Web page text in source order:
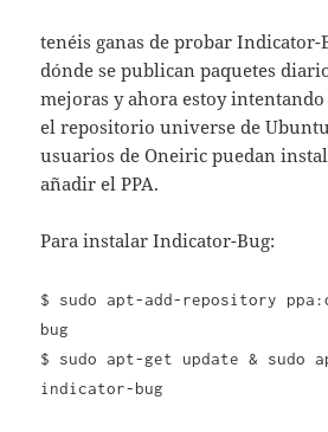
tenéis ganas de probar Indicator-
dónde se publican paquetes
mejoras y ahora estoy
el repositorio universe de
usuarios de Oneiric puedan
añadir el PPA.
Para instalar Indicator-Bug:
$ sudo apt-add-repository
bug
$ sudo apt-get update &
indicator-bug